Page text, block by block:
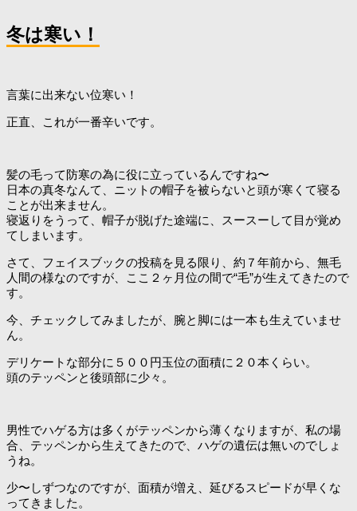
冬は寒い！
言葉に出来ない位寒い！
正直、これが一番辛いです。
髪の毛って防寒の為に役に立っているんですね〜
日本の真冬なんて、ニットの帽子を被らないと頭が寒くて寝る
ことが出来ません。
寝返りをうって、帽子が脱げた途端に、スースーして目が覚め
てしまいます。
さて、フェイスブックの投稿を見る限り、約７年前から、無毛
人間の様なのですが、ここ２ヶ月位の間で“毛”が生えてきたので
す。
今、チェックしてみましたが、腕と脚には一本も生えていませ
ん。
デリケートな部分に５００円玉位の面積に２０本くらい。
頭のテッペンと後頭部に少々。
男性でハゲる方は多くがテッペンから薄くなりますが、私の場
合、テッペンから生えてきたので、ハゲの遺伝は無いのでしょ
うね。
少〜しずつなのですが、面積が増え、延びるスピードが早くな
ってきました。